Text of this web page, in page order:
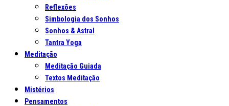
Reflexões
Simbologia dos Sonhos
Sonhos & Astral
Tantra Yoga
Meditação
Meditação Guiada
Textos Meditação
Mistérios
Pensamentos